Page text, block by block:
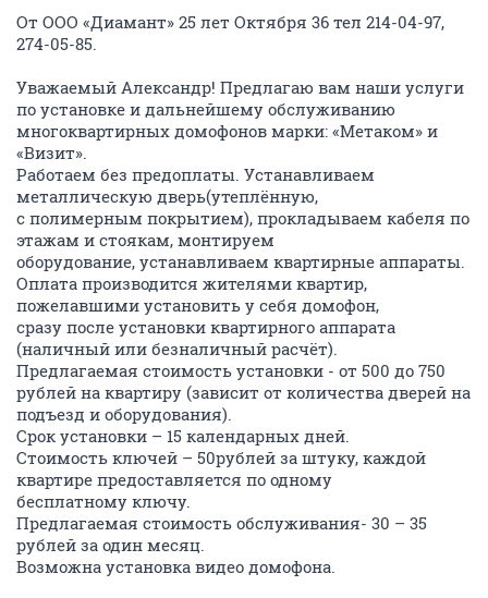
От ООО «Диамант» 25 лет Октября 36 тел 214-04-97,
274-05-85.
Уважаемый Александр! Предлагаю вам наши услуги
по установке и дальнейшему обслуживанию
многоквартирных домофонов марки: «Метаком» и
«Визит».
Работаем без предоплаты. Устанавливаем
металлическую дверь(утеплённую,
с полимерным покрытием), прокладываем кабеля по
этажам и стоякам, монтируем
оборудование, устанавливаем квартирные аппараты.
Оплата производится жителями квартир,
пожелавшими установить у себя домофон,
сразу после установки квартирного аппарата
(наличный или безналичный расчёт).
Предлагаемая стоимость установки - от 500 до 750
рублей на квартиру (зависит от количества дверей на
подъезд и оборудования).
Срок установки – 15 календарных дней.
Стоимость ключей – 50рублей за штуку, каждой
квартире предоставляется по одному
бесплатному ключу.
Предлагаемая стоимость обслуживания- 30 – 35
рублей за один месяц.
Возможна установка видео домофона.